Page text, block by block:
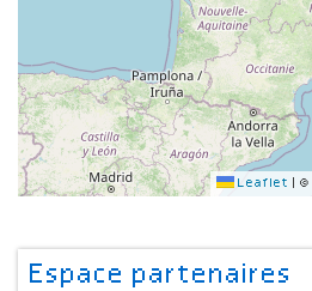
Leaflet ©
Espace partenaires